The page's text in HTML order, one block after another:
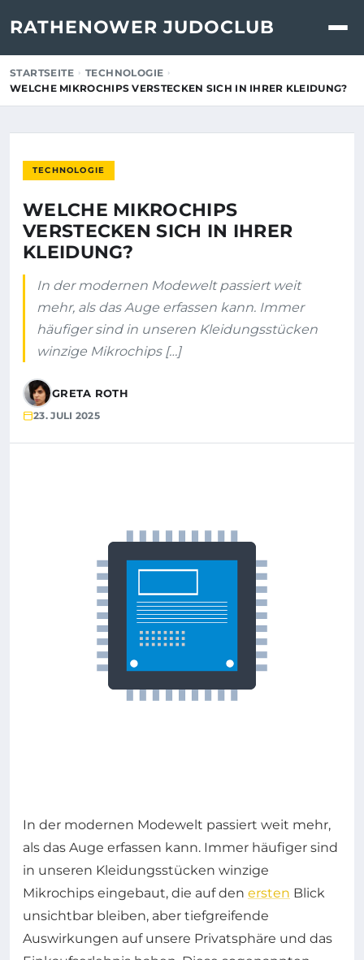
RATHENOWER JUDOCLUB
STARTSEITE
TECHNOLOGIE
WELCHE MIKROCHIPS VERSTECKEN SICH IN IHRER KLEIDUNG?
TECHNOLOGIE
WELCHE MIKROCHIPS
VERSTECKEN SICH IN IHRER
KLEIDUNG?
In der modernen Modewelt passiert weit
mehr, als das Auge erfassen kann. Immer
häufiger sind in unseren Kleidungsstücken
winzige Mikrochips […]
GRETA ROTH
23. JULI 2025
In der modernen Modewelt passiert weit mehr,
als das Auge erfassen kann. Immer häufiger sind
in unseren Kleidungsstücken winzige
Mikrochips eingebaut, die auf den ersten Blick
unsichtbar bleiben, aber tiefgreifende
Auswirkungen auf unsere Privatsphäre und das